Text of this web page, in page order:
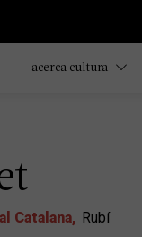
acerca cultura
Catalana Rubí